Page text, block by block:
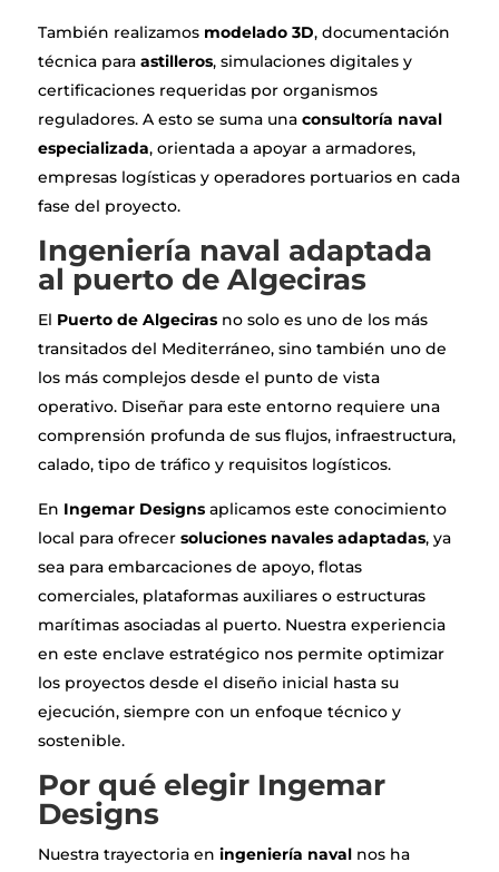
También realizamos modelado 3D, documentación
técnica para astilleros, simulaciones digitales y
certificaciones requeridas por organismos
reguladores. A esto se suma una consultoría naval
especializada, orientada a apoyar a armadores,
empresas logísticas y operadores portuarios en cada
fase del proyecto.
Ingeniería naval adaptada
al puerto de Algeciras
El Puerto de Algecirasno solo es uno de los más
transitados del Mediterráneo, sino también uno de
los más complejos desde el punto de vista
operativo. Diseñar para este entorno requiere una
comprensión profunda de sus flujos, infraestructura,
calado, tipo de tráfico y requisitos logísticos.
En Ingemar Designsaplicamos este conocimiento
local para ofrecer soluciones navales adaptadas, ya
sea para embarcaciones de apoyo, flotas
comerciales, plataformas auxiliares o estructuras
marítimas asociadas al puerto. Nuestra experiencia
en este enclave estratégico nos permite optimizar
los proyectos desde el diseño inicial hasta su
ejecución, siempre con un enfoque técnico y
sostenible.
Por qué elegir Ingemar
Designs
Nuestra trayectoria en ingeniería navalnos ha